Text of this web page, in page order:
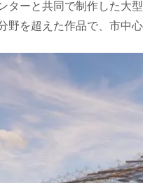
ターと共同で制作した大
野を超えた作品で、市中